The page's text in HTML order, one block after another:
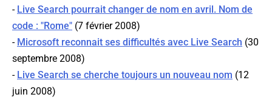
- Live Search pourrait changer de nom en avril. Nom de
code : "Rome" (7 février 2008)
- Microsoft reconnait ses difficultés avec Live Search (30
septembre 2008)
- Live Search se cherche toujours un nouveau nom (12
juin 2008)